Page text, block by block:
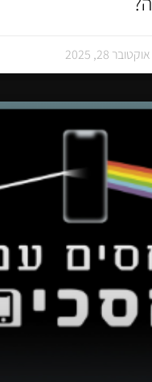
אוקטובר 28, 2025